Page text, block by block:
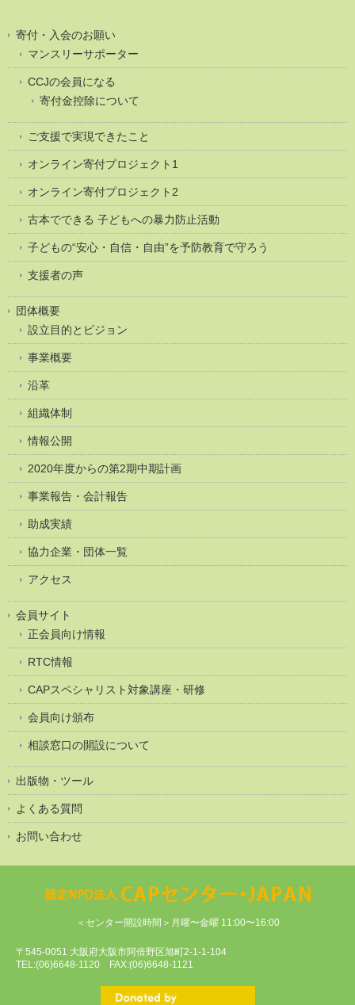
寄付・入会のお願い
マンスリーサポーター
CCJの会員になる
寄付金控除について
ご支援で実現できたこと
オンライン寄付プロジェクト1
オンライン寄付プロジェクト2
古本でできる 子どもへの暴力防止活動
子どもの“安心・自信・自由”を予防教育で守ろう
支援者の声
団体概要
設立目的とビジョン
事業概要
沿革
組織体制
情報公開
2020年度からの第2期中期計画
事業報告・会計報告
助成実績
協力企業・団体一覧
アクセス
会員サイト
正会員向け情報
RTC情報
CAPスペシャリスト対象講座・研修
会員向け頒布
相談窓口の開設について
出版物・ツール
よくある質問
お問い合わせ
＜センター開設時間＞月曜〜金曜 11:00〜16:00
〒545-0051 大阪府大阪市阿倍野区旭町2-1-1-104
TEL:(06)6648-1120 FAX:(06)6648-1121